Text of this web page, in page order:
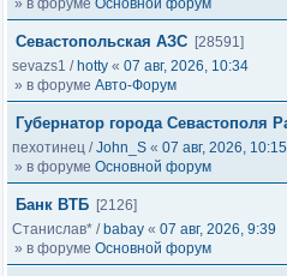
» в форуме Основной форум
Севастопольская АЗС [28591]
sevazs1 / hotty « 07 авг, 2026, 10:34
» в форуме Авто-Форум
Губернатор города Севастополя
пехотинец /John_S « 07 авг, 2026, 10:15
» в форуме Основной форум
Банк ВТБ [2126]
Станислав* / babay « 07 авг, 2026, 9:39
» в форуме Основной форум